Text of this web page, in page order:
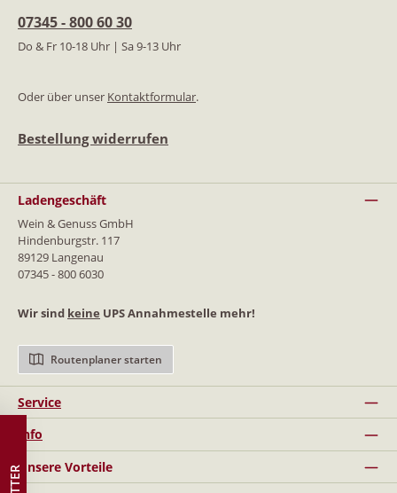
07345 - 800 60 30
Do & Fr 10-18 Uhr | Sa 9-13 Uhr
Oder über unser Kontaktformular.
Bestellung widerrufen
Service
Info
Unsere Vorteile
Ladengeschäft
Wein & Genuss GmbH
Hindenburgstr. 117
89129 Langenau
07345 - 800 6030
Wir sind keine UPS Annahmestelle mehr!
Routenplaner starten